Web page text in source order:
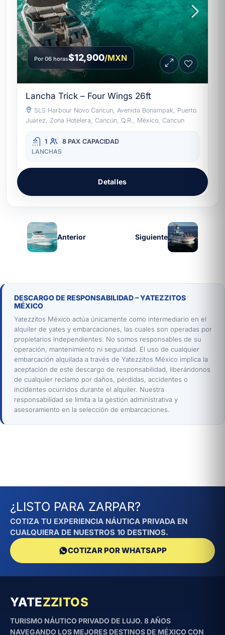
Por 06 horas$12,900/MXN
Lancha Trick – Four Wings 26ft
SLS Harbour Novo Cancun, Avenida Bonampak, Puerto
Juarez, Zona Hotelera, Cancún, Q.R., México, Cancun
1 8 PAX CAPACIDAD
LANCHAS
Detalles
Anterior Siguiente
DESCARGO DE RESPONSABILIDAD – YATEZZITOS
MÉXICO
Yatezzitos México actúa únicamente como intermediario en el
alquiler de yates y embarcaciones, las cuales son operadas por
propietarios independientes. No somos responsables de su
operación, mantenimiento ni seguridad. El uso de cualquier
embarcación alquilada a través de Yatezzitos México implica la
aceptación de este descargo de responsabilidad, liberándonos
de cualquier reclamo por daños, pérdidas, accidentes o
incidentes ocurridos durante el alquiler. Nuestra
responsabilidad se limita a la gestión administrativa y
asesoramiento en la selección de embarcaciones.
¿LISTO PARA ZARPAR?
COTIZA TU EXPERIENCIA NÁUTICA PRIVADA EN
CUALQUIERA DE NUESTROS 10 DESTINOS.
COTIZAR POR WHATSAPP
YATEZZITOS
TURISMO NÁUTICO PRIVADO DE LUJO. 8 AÑOS
NAVEGANDO LOS MEJORES DESTINOS DE MÉXICO CON